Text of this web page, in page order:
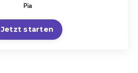
Pia
Jetzt starten